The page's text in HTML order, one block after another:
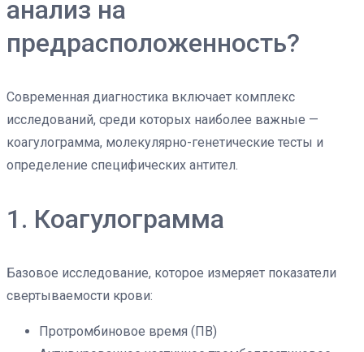
анализ на
предрасположенность?
Современная диагностика включает комплекс
исследований, среди которых наиболее важные —
коагулограмма, молекулярно-генетические тесты и
определение специфических антител.
1. Коагулограмма
Базовое исследование, которое измеряет показатели
свертываемости крови:
Протромбиновое время (ПВ)